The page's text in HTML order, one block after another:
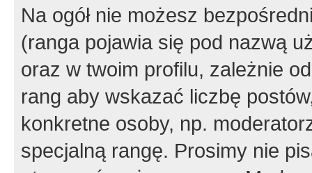
Na ogół nie możesz
(ranga pojawia się pod nazwą
oraz w twoim profilu, zależnie
rang aby wskazać liczbę
konkretne osoby, np.
specjalną rangę. Prosimy nie